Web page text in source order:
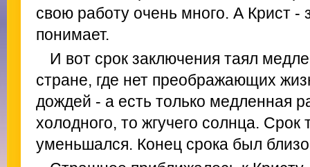
свою работу очень много. А Крист -
понимает.
И вот срок заключения таял
стране, где нет преображающих
дождей - а есть только медленная
холодного, то жгучего солнца. Срок
уменьшался. Конец срока был